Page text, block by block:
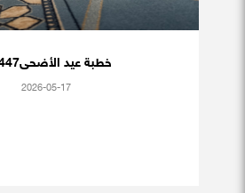
خطبة عيد الأضحى1447هـ
2026-05-17